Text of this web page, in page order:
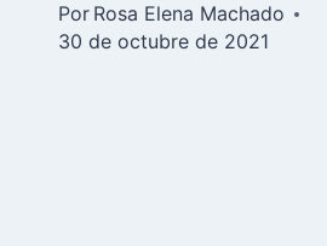
Por Rosa Elena Machado
30 de octubre de 2021